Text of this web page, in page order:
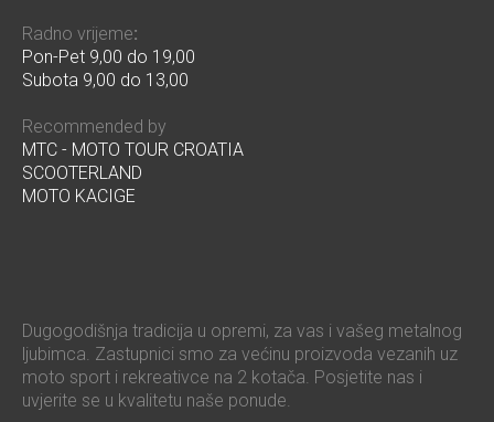
Radno vrijeme:
Pon-Pet 9,00 do 19,00
Subota 9,00 do 13,00
Recommended by
MTC - MOTO TOUR CROATIA
SCOOTERLAND
MOTO KACIGE
Dugogodišnja tradicija u opremi, za vas i vašeg metalnog
ljubimca. Zastupnici smo za većinu proizvoda vezanih uz
moto sport i rekreativce na 2 kotača. Posjetite nas i
uvjerite se u kvalitetu naše ponude.